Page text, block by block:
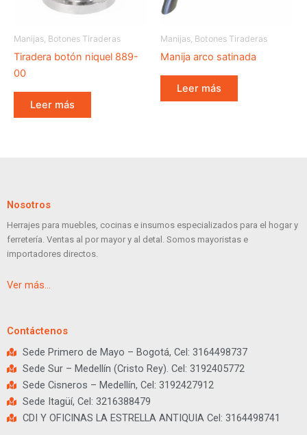
Manijas, Botones Tiraderas
Tiradera botón niquel 889-
00
Leer más
Manijas, Botones Tiraderas
Manija arco satinada
Leer más
Nosotros
Herrajes para muebles, cocinas e insumos especializados para el hogar y
ferretería. Ventas al por mayor y al detal. Somos mayoristas e
importadores directos.
Ver más…
Contáctenos
Sede Primero de Mayo – Bogotá, Cel: 3164498737
Sede Sur – Medellín (Cristo Rey). Cel: 3192405772
Sede Cisneros – Medellín, Cel: 3192427912
Sede Itagüí, Cel: 3216388479
CDI Y OFICINAS LA ESTRELLA ANTIQUIA Cel: 3164498741